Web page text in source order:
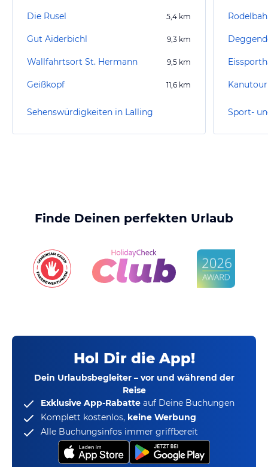
Die Rusel 5,4 km
Gut Aiderbichl 9,3 km
Wallfahrtsort St. Hermann 9,5 km
Geißkopf 11,6 km
Sehenswürdigkeiten in Lalling Sport-
Finde Deinen perfekten Urlaub
Hol Dir die App!
Dein Urlaubsbegleiter – vor und während der
Reise
Exklusive App-Rabatte auf Deine Buchungen
Komplett kostenlos, keine Werbung
Alle Buchungsinfos immer griffbereit